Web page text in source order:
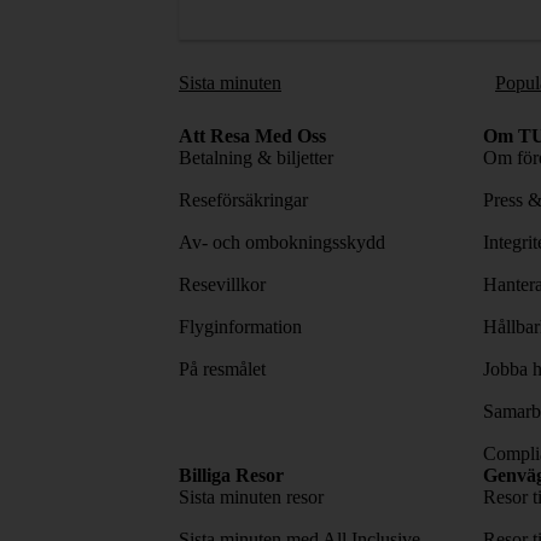
Sista minuten
Att Resa Med Oss
Betalning & biljetter
Reseförsäkringar
Av- och ombokningsskydd
Resevillkor
Flyginformation
På resmålet
Om
Om
Press
Jobba
Billiga Resor
Sista minuten resor
Resor